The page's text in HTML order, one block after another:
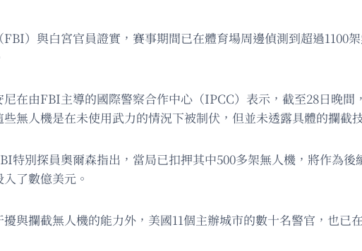
）與白宮官員證實，賽事期間已在體育場周邊偵測到超過1100
在由FBI主導的國際警察合作中心（IPCC）表示，截至28日晚
無人機是在未使用武力的情況下被制伏，但並未透露具體的攔截
特別探員奧爾森指出，當局已扣押其中500多架無人機，將作為
了數億美元。
與攔截無人機的能力外，美國11個主辦城市的數十名警官，也已